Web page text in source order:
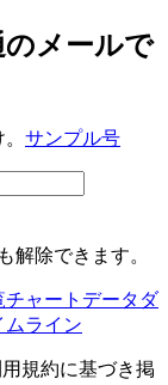
のメールで
サンプル号
解除できます。
チャートデータ ダ
ムライン
規約に基づき掲